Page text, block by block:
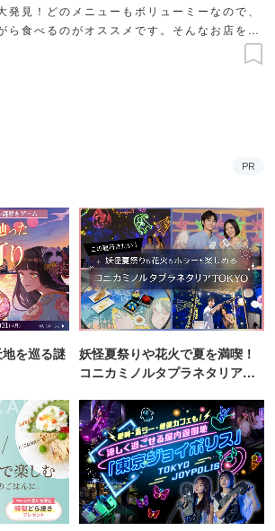
発見！どのメニューもボリューミーなので、
ら食べるのがオススメです。そんなお店を徹
PR
を巡る謎
妖怪夏祭りや花火で夏を満喫！
コニカミノルタプラネタリア